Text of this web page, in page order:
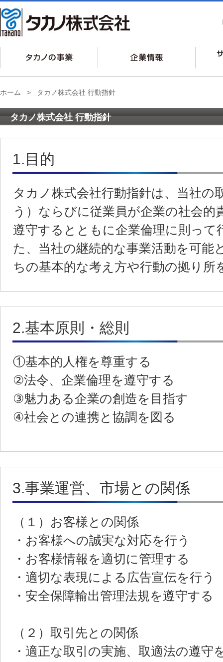
ホーム > タカノ株式会社 行動指針
タカノ株式会社 行動指針
1.目的
タカノ株式会社行動指針は、当社の
う）ならびに従業員が企業の社会的
遵守するとともに企業倫理に則って
た、当社の継続的な事業活動を可能
ちの基本的な考え方や行動の拠り所
2.基本原則・総則
①基本的人権を尊重する
②法令、企業倫理を遵守する
③魅力ある企業の創造を目指す
④社会との連携と協調を図る
3.事業運営、市場との関係
（１）お客様との関係
・お客様への誠実な対応を行う
・お客様情報を適切に管理する
・適切な表現による広告宣伝を行う
・安全保障輸出管理法規を遵守する
（２）取引先との関係
・適正な取引の実施、取適法の遵守